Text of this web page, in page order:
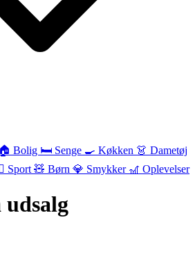
🏠 Bolig 🛏️ Senge 🍳 Køkken 👗 Dametøj
Sport🧸 Børn 💎 Smykker 🎢 Oplevelser